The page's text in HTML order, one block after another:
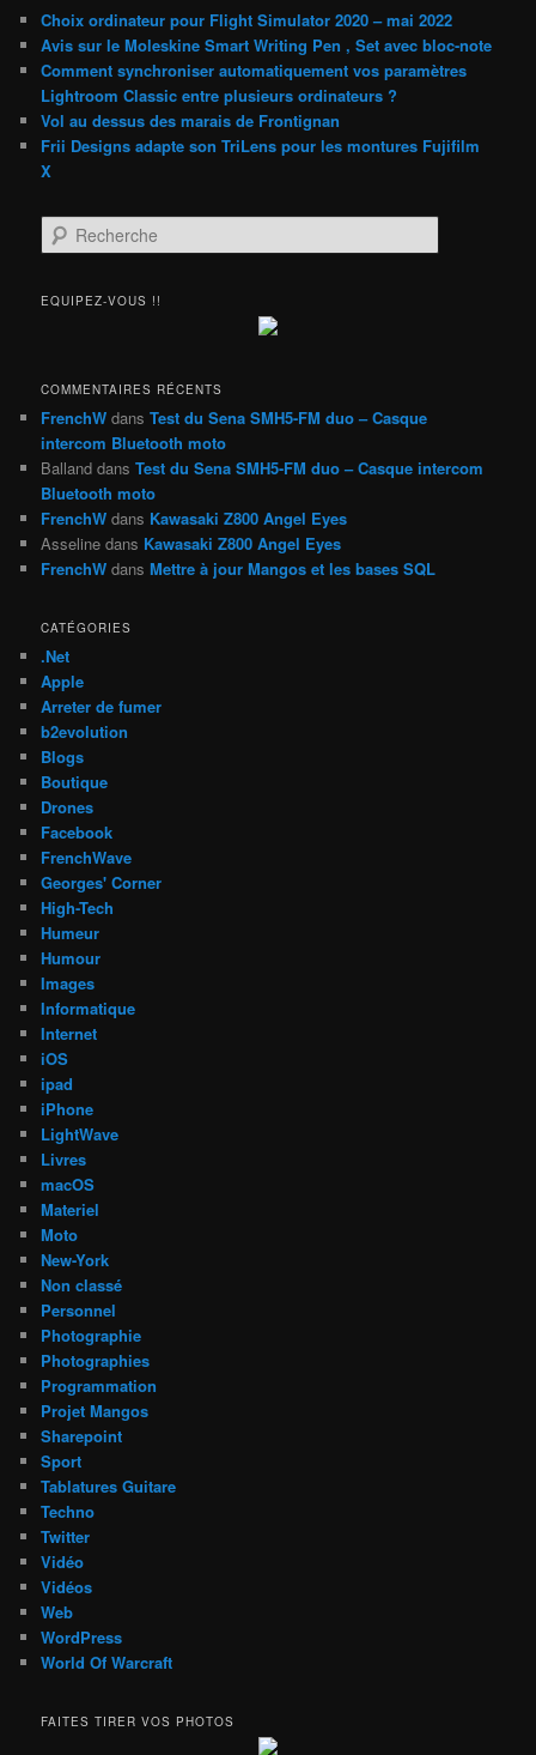
Choix ordinateur pour Flight Simulator 2020 – mai 2022
Avis sur le Moleskine Smart Writing Pen , Set avec bloc-note
Comment synchroniser automatiquement vos paramètres
Lightroom Classic entre plusieurs ordinateurs ?
Vol au dessus des marais de Frontignan
Frii Designs adapte son TriLens pour les montures Fujifilm
X
e
h
h
e
EQUIPEZ-VOUS !!
COMMENTAIRES RÉCENTS
FrenchW dansTest du Sena SMH5-FM duo – Casque
intercom Bluetooth moto
Balland dansTest du Sena SMH5-FM duo – Casque intercom
Bluetooth moto
FrenchW dans Kawasaki Z800 Angel Eyes
Asseline dans Kawasaki Z800 Angel Eyes
FrenchW dansMettre à jour Mangos et les bases SQL
CATÉGORIES
.Net
Apple
Arreter de fumer
b2evolution
Blogs
Boutique
Drones
Facebook
FrenchWave
Georges' Corner
High-Tech
Humeur
Humour
Images
Informatique
Internet
iOS
ipad
iPhone
LightWave
Livres
macOS
Materiel
Moto
New-York
Non classé
Personnel
Photographie
Photographies
Programmation
Projet Mangos
Sharepoint
Sport
Tablatures Guitare
Techno
Twitter
Vidéo
Vidéos
Web
WordPress
World Of Warcraft
FAITES TIRER VOS PHOTOS